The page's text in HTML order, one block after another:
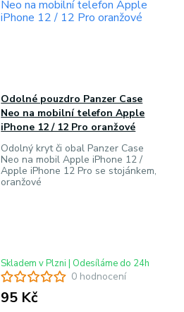
0 hodnocení
Odolné pouzdro Panzer Case
Neo na mobilní telefon Apple
iPhone 12 / 12 Pro oranžové
Odolný kryt či obal Panzer Case
Neo na mobil Apple iPhone 12 /
Apple iPhone 12 Pro se stojánkem,
oranžové
95 Kč
Skladem v Plzni | Odesíláme do 24h